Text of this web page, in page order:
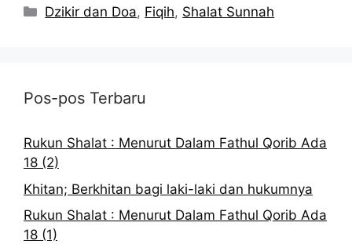
Kategori
Dzikir dan Doa, Fiqih, Shalat Sunnah
Pos-pos Terbaru
Rukun Shalat : Menurut Dalam Fathul Qorib Ada
18 (2)
Khitan; Berkhitan bagi laki-laki dan hukumnya
Rukun Shalat : Menurut Dalam Fathul Qorib Ada
18 (1)